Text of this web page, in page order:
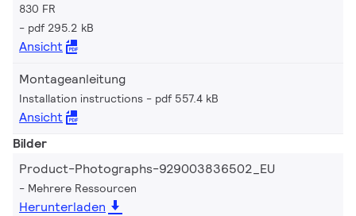
830 FR
pdf 295.2 kB
Ansicht
Montageanleitung
Installation instructions pdf 557.4 kB
Ansicht
Bilder
Product-Photographs-929003836502_EU
Mehrere Ressourcen
Herunterladen